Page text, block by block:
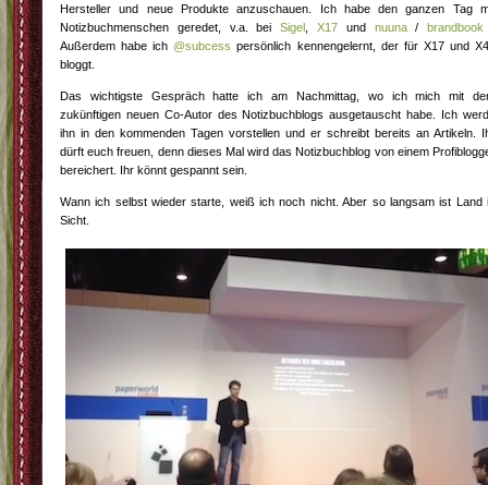
Hersteller und neue Produkte anzuschauen. Ich habe den ganzen Tag
Notizbuchmenschen geredet, v.a. beiSigel ,X17 und nuuna/
Außerdem habe ich @subcess persönlich kennengelernt, der für X17 und
bloggt.
Das wichtigste Gespräch hatte ich am Nachmittag, wo ich mich mit
zukünftigen neuen Co-Autor des Notizbuchblogs ausgetauscht habe. Ich
ihn in den kommenden Tagen vorstellen und er schreibt bereits an Artikeln.
dürft euch freuen, denn dieses Mal wird das Notizbuchblog von einem
bereichert. Ihr könnt gespannt sein.
Wann ich selbst wieder starte, weiß ich noch nicht. Aber so langsam ist Land
Sicht.